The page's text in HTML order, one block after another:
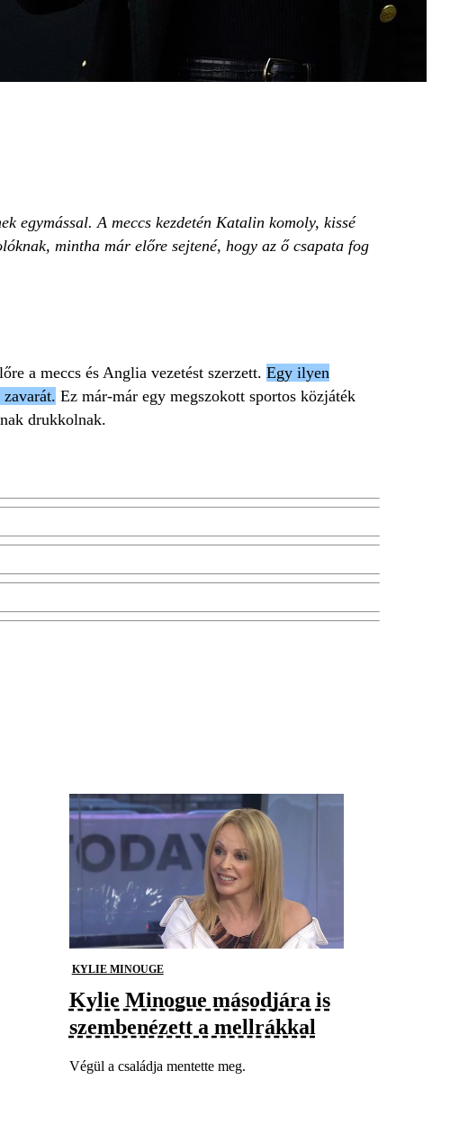
egymással. A meccs kezdetén Katalin komoly, kissé
mintha már előre sejtené, hogy az ő csapata fog
a meccs és Anglia vezetést szerzett. Egy ilyen
Ez már-már egy megszokott sportos közjáték
drukkolnak.
KYLIE MINOUGE
Kylie Minogue másodjára is
szembenézett a mellrákkal
Végül a családja mentette meg.